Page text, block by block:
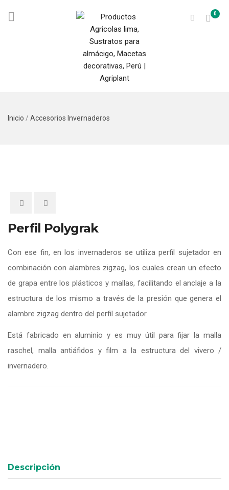
0
Inicio / Accesorios Invernaderos
Perfil Polygrak
Con ese fin, en los invernaderos se utiliza perfil sujetador en
combinación con alambres zigzag, los cuales crean un efecto
de grapa entre los plásticos y mallas, facilitando el anclaje a la
estructura de los mismo a través de la presión que genera el
alambre zigzag dentro del perfil sujetador.
Está fabricado en aluminio y es muy útil para fijar la malla
raschel, malla antiáfidos y film a la estructura del vivero /
invernadero.
Descripción